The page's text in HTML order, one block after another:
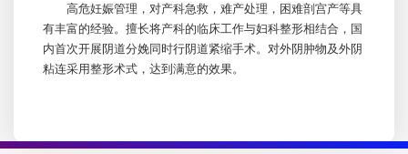
高危妊娠管理，对产科急救，难产处理，困难剖宫产等具
有丰富的经验。擅长将产科的临床工作与妇科整形相结合，国
内首次开展阴道分娩同时行阴道紧缩手术。对外阴肿物及外阴
粘连采用整形术式，达到满意的效果。